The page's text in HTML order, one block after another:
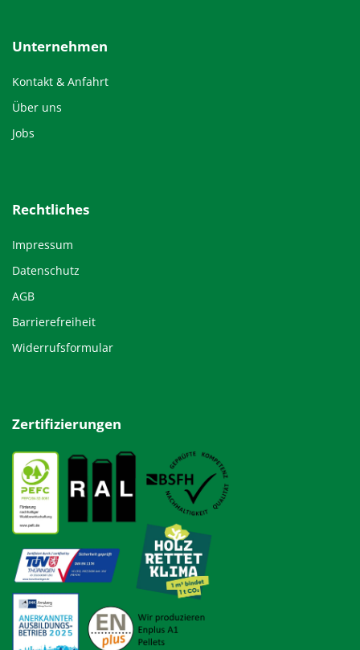
Unternehmen
Kontakt & Anfahrt
Über uns
Jobs
Rechtliches
Impressum
Datenschutz
AGB
Barrierefreiheit
Widerrufsformular
Zertifizierungen